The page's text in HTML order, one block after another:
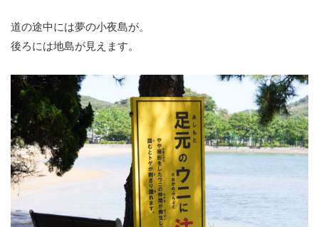
道の途中には夢の小夜島が。
後ろには地島が見えます。